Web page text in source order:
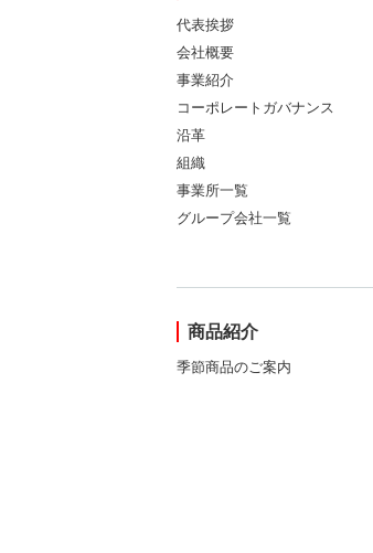
代表挨拶
会社概要
事業紹介
コーポレートガバナンス
沿革
組織
事業所一覧
グループ会社一覧
商品紹介
季節商品のご案内